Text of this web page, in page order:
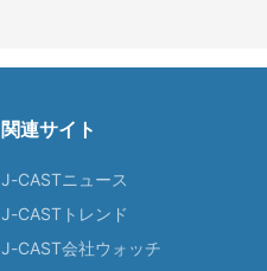
関連サイト
J-CASTニュース
J-CASTトレンド
J-CAST会社ウォッチ